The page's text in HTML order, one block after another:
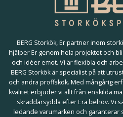
BERG Storkök, Er partner inom
hjälper Er genom hela projektet och
och idéer emot. Vi är flexibla och
BERG Storkök är specialist på att
och andra proffskök. Med mångårig
kvalitet erbjuder vi allt från enskilda
skräddarsydda efter Era behov. Vi
ledande varumärken och